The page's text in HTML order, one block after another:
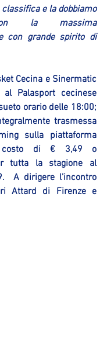
e la dobbiamo
la massima
con grande spirito di
Cecina e Sinermatic
al Palasport cecinese
orario delle 18:00;
trasmessa
sulla piattaforma
costo di € 3,49 o
tutta la stagione al
A dirigere l’incontro
Attard di Firenze e